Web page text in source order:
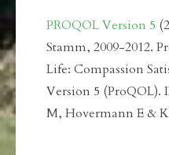
PROQOL Version 5
Stamm, 2009-2012.
Life: Compassion
Version 5 (ProQOL).
M, Hovermann E &